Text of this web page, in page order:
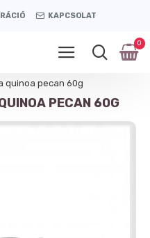
KAPCSOLAT
0
quinoa pecan 60g
PECAN 60G